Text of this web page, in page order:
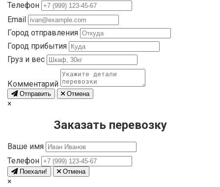
Телефон
Email
Город отправления
Город прибытия
Груз и вес
Комментарий
Отправить Отмена
×
Заказать перевозку
Ваше имя
Телефон
Поехали! Отмена
×